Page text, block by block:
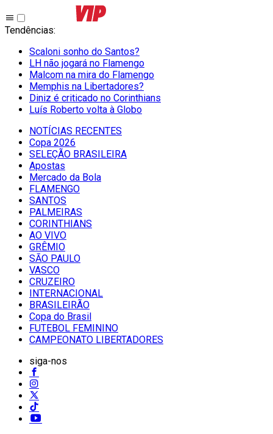
Tendências:
Scaloni sonho do Santos?
LH não jogará no Flamengo
Malcom na mira do Flamengo
Memphis na Libertadores?
Diniz é criticado no Corinthians
Luís Roberto volta à Globo
NOTÍCIAS RECENTES
Copa 2026
SELEÇÃO BRASILEIRA
Apostas
Mercado da Bola
FLAMENGO
SANTOS
PALMEIRAS
CORINTHIANS
AO VIVO
GRÊMIO
SĀO PAULO
VASCO
CRUZEIRO
INTERNACIONAL
BRASILEIRÃO
Copa do Brasil
FUTEBOL FEMININO
CAMPEONATO LIBERTADORES
siga-nos